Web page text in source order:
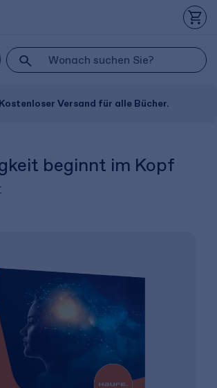
Kostenloser Versand für alle Bücher.
beginnt im Kopf